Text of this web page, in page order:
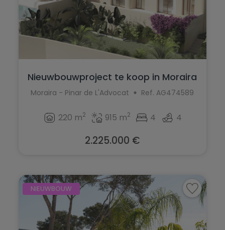
Nieuwbouwproject te koop in Moraira
Moraira - Pinar de L'Advocat Ref. AG474589
220 m2 915 m2 4 4
2.225.000 €
NIEUWBOUW